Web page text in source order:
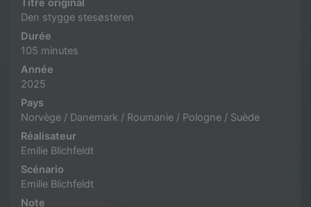
Titre original
Den stygge stesøsteren
Durée
105 minutes
Année
2025
Pays
Norvège / Danemark / Roumanie / Pologne / Suède
Réalisateur
Emilie Blichfeldt
Scénario
Emilie Blichfeldt
Note